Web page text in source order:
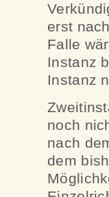
erst
Falle
Instanz
Instanz
noch
nach
dem